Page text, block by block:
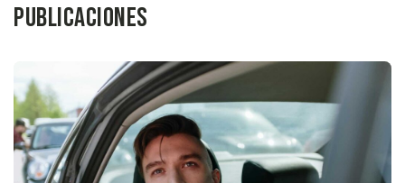
Publicaciones